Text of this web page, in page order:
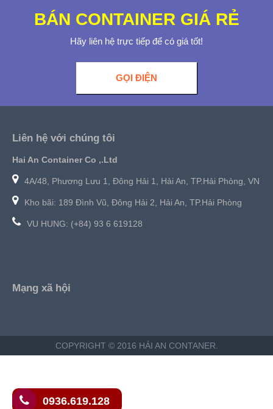
GỌI ĐIỆN
BÁN CONTAINER GIÁ RẺ
Hãy liên hệ trực tiếp để có giá tốt!
Liên hệ với chúng tôi
Hai An Container Co ,.Ltd
4A/48, Phương Lưu 1, Đông Hải 1, Hải An, TP.Hải Phòng, VN
Kho bãi: 189 Đình Vũ, Đông Hải 2, Hải An, TP.Hải Phòng
VU HUNG: (+84) 93 6 619128
Mạng xã hội
COPYRIGHT © 2016 HẢI AN CONTANER.
0936.619.128